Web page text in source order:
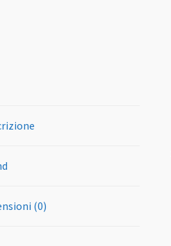
(0)